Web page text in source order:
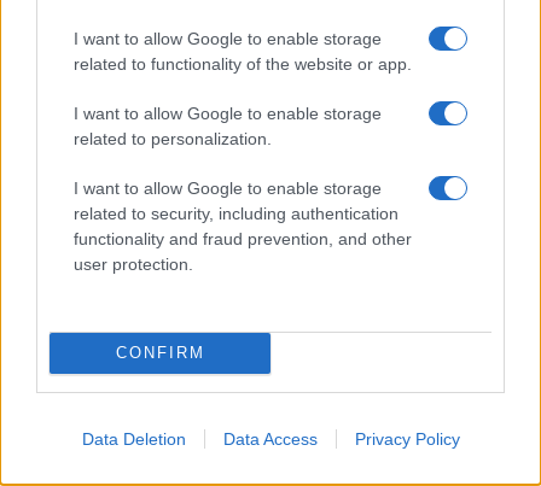
I want to allow Google to enable storage
related to functionality of the website or app.
I want to allow Google to enable storage
related to personalization.
I want to allow Google to enable storage
related to security, including authentication
functionality and fraud prevention, and other
user protection.
CONFIRM
Data Deletion Data Access Privacy Policy